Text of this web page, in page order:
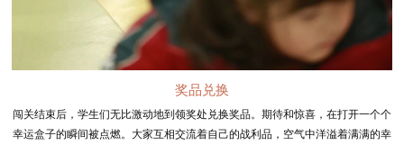
奖品兑换
闯关结束后，学生们无比激动地到领奖处兑换奖品。期待和惊喜，在打开一个个
幸运盒子的瞬间被点燃。大家互相交流着自己的战利品，空气中洋溢着满满的幸